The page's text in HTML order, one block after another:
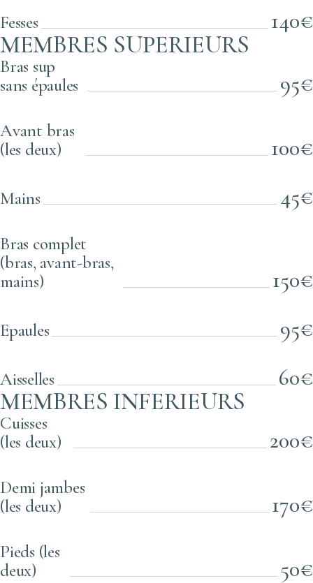
Fesses 140€
MEMBRES SUPERIEURS
Bras sup
sans épaules
95€
Avant bras
(les deux)
100€
Mains 45€
Bras complet
(bras, avant-bras,
mains)
150€
Epaules 95€
Aisselles 60€
MEMBRES INFERIEURS
Cuisses
(les deux)
200€
Demi jambes
(les deux)
170€
Pieds (les
deux)
50€